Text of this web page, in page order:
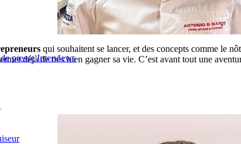
presse Interviews
qui souhaitent se lancer, et des concepts comme le
déjà de très bien gagner sa vie. C’est avant tout une